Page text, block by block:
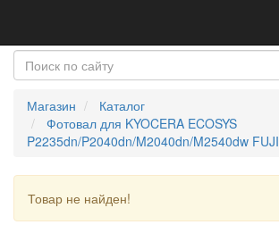
Магазин
Каталог
Фотовал для KYOCERA ECOSYS
P2235dn/P2040dn/M2040dn/M2540dw FUJI
Товар не найден!